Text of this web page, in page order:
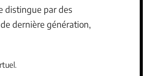
distingue par des
dernière génération,